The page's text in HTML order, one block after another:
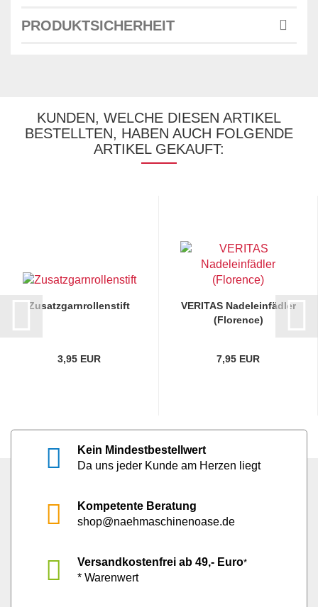
PRODUKTSICHERHEIT
KUNDEN, WELCHE DIESEN ARTIKEL
BESTELLTEN, HABEN AUCH FOLGENDE
ARTIKEL GEKAUFT:
Zusatzgarnrollenstift
3,95 EUR
VERITAS Nadeleinfädler
(Florence)
7,95 EUR
Kein Mindestbestellwert
Da uns jeder Kunde am Herzen liegt
Kompetente Beratung
shop@naehmaschinenoase.de
Versandkostenfrei ab 49,- Euro*
* Warenwert